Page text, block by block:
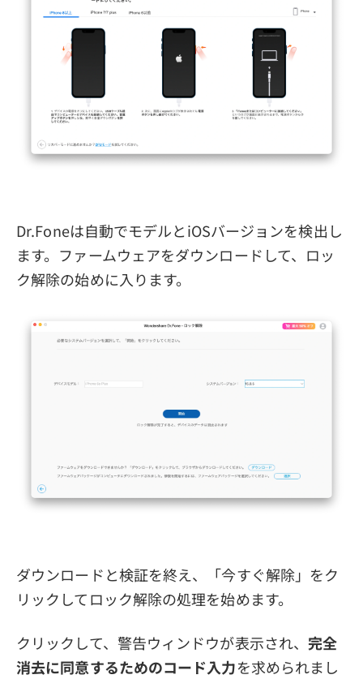
Dr.Foneは自動でモデルとiOSバージョンを検出し
ます。ファームウェアをダウンロードして、ロッ
ク解除の始めに入ります。
ダウンロードと検証を終え、「今すぐ解除」をク
リックしてロック解除の処理を始めます。
クリックして、警告ウィンドウが表示され、 完全
消去に同意するためのコード入力を求められまし